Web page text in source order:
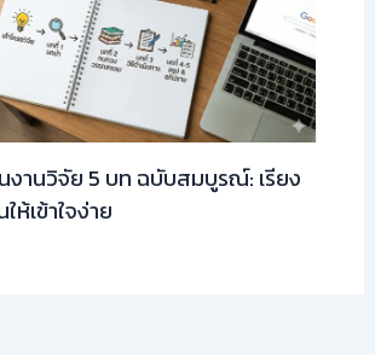
งานวิจัย 5 บท ฉบับสมบูรณ์: เรียง
ห้เข้าใจง่าย